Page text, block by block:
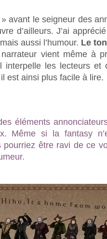
avant le seigneur des
d’ailleurs. J’ai
aussi l’humour. Le
vient même à
interpelle les lecteurs
est ainsi plus facile à lire.
éléments
Même si la fantasy
pourriez être ravi de ce